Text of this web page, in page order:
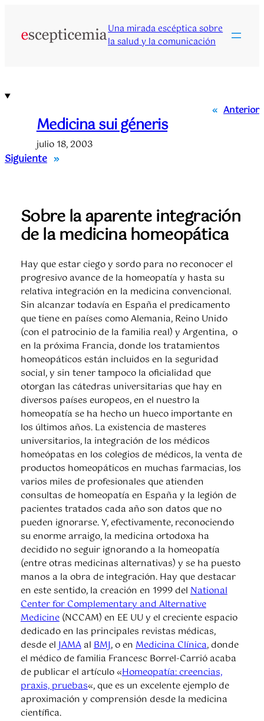
contenido
Una mirada escéptica sobre
la salud y la comunicación
« Anterior
Medicina sui géneris
julio 18, 2003
Siguiente »
Sobre la aparente integración
de la medicina homeopática
Hay que estar ciego y sordo para no reconocer el
progresivo avance de la homeopatía y hasta su
relativa integración en la medicina convencional.
Sin alcanzar todavía en España el predicamento
que tiene en países como Alemania, Reino Unido
(con el patrocinio de la familia real) y Argentina, o
en la próxima Francia, donde los tratamientos
homeopáticos están incluidos en la seguridad
social, y sin tener tampoco la oficialidad que
otorgan las cátedras universitarias que hay en
diversos países europeos, en el nuestro la
homeopatía se ha hecho un hueco importante en
los últimos años. La existencia de masteres
universitarios, la integración de los médicos
homeópatas en los colegios de médicos, la venta de
productos homeopáticos en muchas farmacias, los
varios miles de profesionales que atienden
consultas de homeopatía en España y la legión de
pacientes tratados cada año son datos que no
pueden ignorarse. Y, efectivamente, reconociendo
su enorme arraigo, la medicina ortodoxa ha
decidido no seguir ignorando a la homeopatía
(entre otras medicinas alternativas) y se ha puesto
manos a la obra de integración. Hay que destacar
en este sentido, la creación en 1999 delNational
Center for Complementary and Alternative
Medicine(NCCAM) en EE UU y el creciente espacio
dedicado en las principales revistas médicas,
desde el JAMAalBMJ, o enMedicina Clínica, donde
el médico de familia Francesc Borrel-Carrió acaba
de publicar el artículo «Homeopatía: creencias,
praxis, pruebas«, que es un excelente ejemplo de
aproximación y comprensión desde la medicina
científica.